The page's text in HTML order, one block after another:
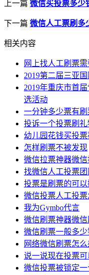
上一篇 微信买投票多少
下一篇 微信人工票刷多
相关内容
网上找人工刷票
2019第二届三亚
2019年重庆市首
选活动
一分钟多少票有刷
投诉一个投票刷
幼儿园花钱买投
怎样刷票不被发现
微信拉票神器微
找微信人工投票
投票是刷票的可
微信投票人工投
我为Gymbo代言
微信刷票神器微
微信刷票一般多
网络微信刷票怎
说一说现在投票
微信投票被锁定